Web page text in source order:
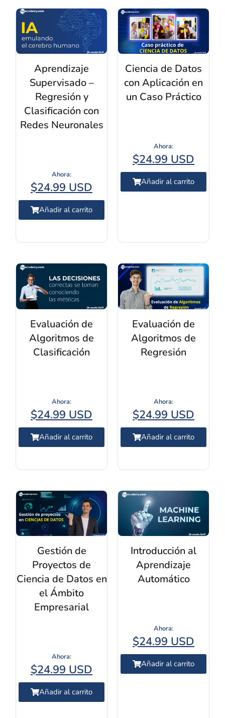
Aprendizaje
Supervisado –
Regresión y
Clasificación con
Redes Neuronales
$24.99 USD
Añadir al carrito
Ciencia de Datos
con Aplicación en
un Caso Práctico
$24.99 USD
Añadir al carrito
Evaluación de
Algoritmos de
Clasificación
$24.99 USD
Añadir al carrito
Evaluación de
Algoritmos de
Regresión
$24.99 USD
Añadir al carrito
Gestión de
Proyectos de
Ciencia de Datos en
el Ámbito
Empresarial
$24.99 USD
Añadir al carrito
Introducción al
Aprendizaje
Automático
$24.99 USD
Añadir al carrito